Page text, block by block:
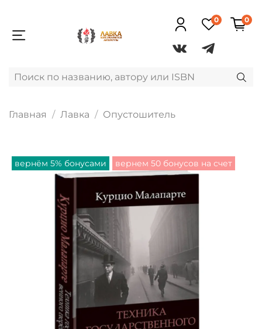
0 0
Главная Лавка Опустошитель
вернём 5% бонусами вернем 50 бонусов на счет